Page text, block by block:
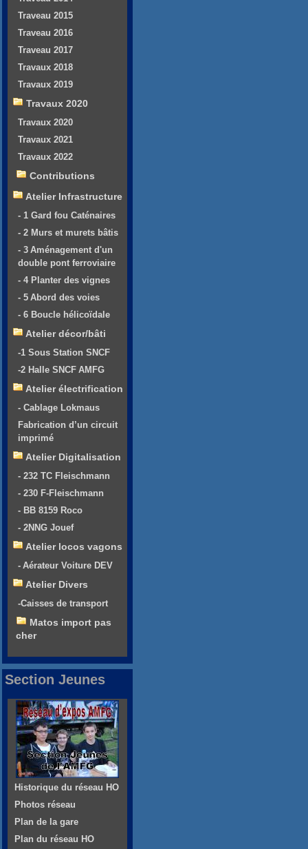
Traveau 2015
Traveau 2016
Traveau 2017
Travaux 2018
Travaux 2019
Travaux 2020
Travaux 2020
Travaux 2021
Travaux 2022
Contributions
Atelier Infrastructure
- 1 Gard fou Caténaires
- 2 Murs et murets bâtis
- 3 Aménagement d'un
double pont ferroviaire
- 4 Planter des vignes
- 5 Abord des voies
- 6 Boucle hélicoïdale
Atelier décor/bâti
-1 Sous Station SNCF
-2 Halle SNCF AMFG
Atelier électrification
- Cablage Lokmaus
Fabrication d’un circuit
imprimé
Atelier Digitalisation
- 232 TC Fleischmann
- 230 F-Fleischmann
- BB 8159 Roco
- 2NNG Jouef
Atelier locos vagons
- Aérateur Voiture DEV
Atelier Divers
-Caisses de transport
Matos import pas
cher
Section Jeunes
Historique du réseau HO
Photos réseau
Plan de la gare
Plan du réseau HO